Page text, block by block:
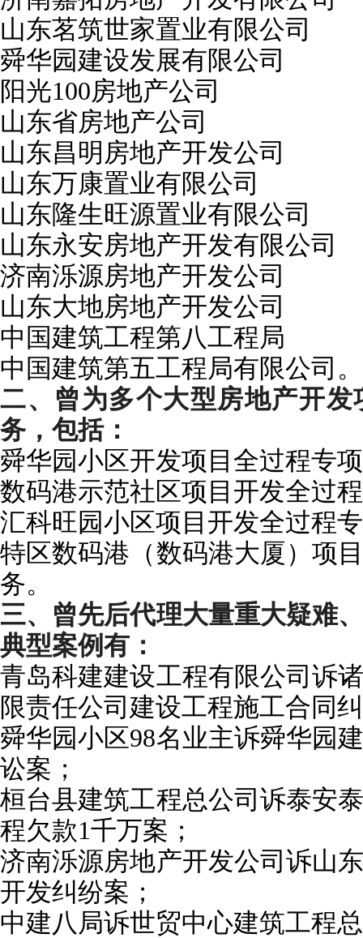
山东茗筑世家置业有限公司
舜华园建设发展有限公司
阳光100房地产公司
山东省房地产公司
山东昌明房地产开发公司
山东万康置业有限公司
山东隆生旺源置业有限公司
山东永安房地产开发有限公司
济南泺源房地产开发公司
山东大地房地产开发公司
中国建筑工程第八工程局
中国建筑第五工程局有限公司。
二、曾为多个大型房地产开
务，包括：
舜华园小区开发项目全过程专
数码港示范社区项目开发全过
汇科旺园小区项目开发全过程
特区数码港（数码港大厦）项
务。
三、曾先后代理大量重大疑难
典型案例有：
青岛科建建设工程有限公司诉
限责任公司建设工程施工合同
舜华园小区98名业主诉舜华园
讼案；
桓台县建筑工程总公司诉泰安
程欠款1千万案；
济南泺源房地产开发公司诉山
开发纠纷案；
中建八局诉世贸中心建筑工程